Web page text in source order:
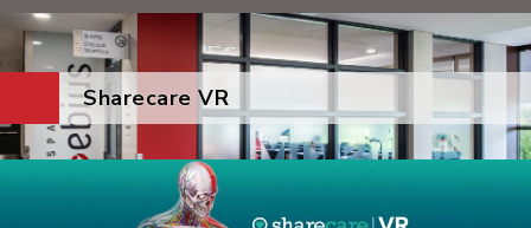
Sharecare VR